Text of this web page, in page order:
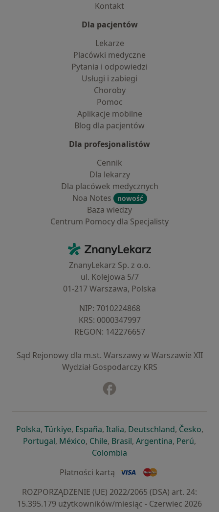
Kontakt
Dla pacjentów
Lekarze
Placówki medyczne
Pytania i odpowiedzi
Usługi i zabiegi
Choroby
Pomoc
Aplikacje mobilne
Blog dla pacjentów
Dla profesjonalistów
Cennik
Dla lekarzy
Dla placówek medycznych
Noa Notes
nowość
Baza wiedzy
Centrum Pomocy dla Specjalisty
ZnanyLekarz - Strona główna
ZnanyLekarz Sp. z o.o.
ul. Kolejowa 5/7
01-217 Warszawa, Polska
NIP: ⁠7010224868
KRS: ⁠0000347997
REGON: ⁠142276657
Sąd Rejonowy dla m.st. Warszawy w Warszawie XII
Wydział Gospodarczy KRS
Polskaotwiera się w nowej karcie
, Türkiyeotwiera się w nowej karcie
, Españaotwiera się w nowej karcie
, Italiaotwiera się w nowej
, Deutschlandotwiera się
, Česko,
Portugalotwiera się w nowej karcie
, Méxicootwiera się w nowej karcie
, Chileotwiera się w nowej karcie
, Brasilotwiera się w nowej
, Argentinaotwiera się
, Perú,
Colombia
Płatności kartą
ROZPORZĄDZENIE (UE) 2022/2065 (DSA) art. 24:
15.395.179 użytkowników/miesiąc - Czerwiec 2026